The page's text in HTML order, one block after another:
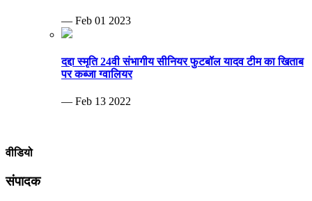
— Feb 01 2023
दद्दा स्मृति 24वी संभागीय सीनियर फुटबॉल यादव टीम का खिताब
पर कब्जा ग्वालियर
— Feb 13 2022
वीडियो
संपादक